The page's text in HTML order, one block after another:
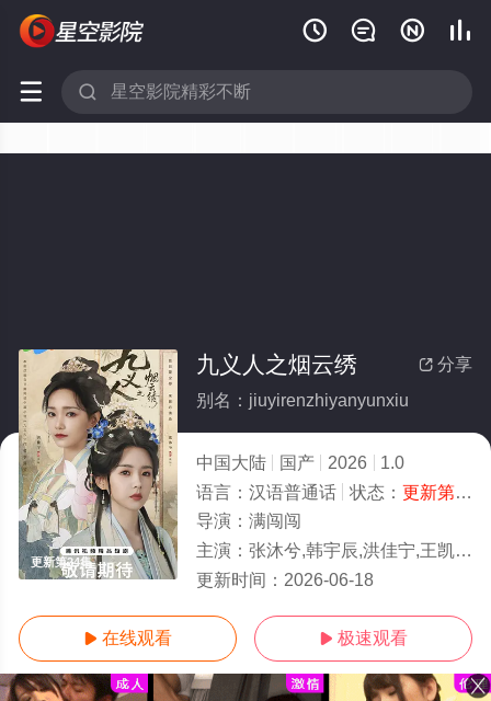
   
 
更新第24集
 分享
九义人之烟云绣
别名：jiuyirenzhiyanyunxiu
中国大陆 国产 2026
1.0
语言： 汉语普通话 状态： 更新第24集
导演： 满闯闯
主演： 张沐兮,韩宇辰,洪佳宁,王凯熠,依灵,念真,张凯,肖目涵,陈佳琪,蓝暄,于磊,王思晗,诗懿,杨凯文,肖东昊
更新时间： 2026-06-18
 在线观看  极速观看